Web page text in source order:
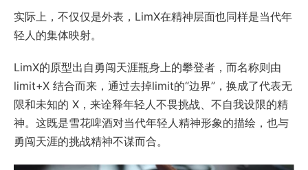
实际上，不仅仅是外表，LimX在精神层面也同样是当代年
轻人的集体映射。
LimX的原型出自勇闯天涯瓶身上的攀登者，而名称则由
limit+X 结合而来，通过去掉limit的“边界”，换成了代表无
限和未知的 X，来诠释年轻人不畏挑战、不自我设限的精
神。这既是雪花啤酒对当代年轻人精神形象的描绘，也与
勇闯天涯的挑战精神不谋而合。